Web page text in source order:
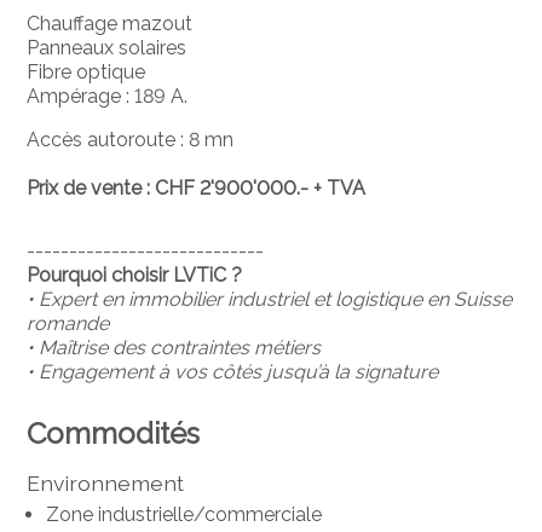
Chauffage mazout
Panneaux solaires
Fibre optique
Ampérage : 189 A.
Accès autoroute : 8 mn
Prix de vente : CHF 2'900'000.- + TVA
----------------------------
Pourquoi choisir LVTiC ?
• Expert en immobilier industriel et logistique en Suisse
romande
• Maîtrise des contraintes métiers
• Engagement à vos côtés jusqu’à la signature
Commodités
Environnement
Zone industrielle/commerciale